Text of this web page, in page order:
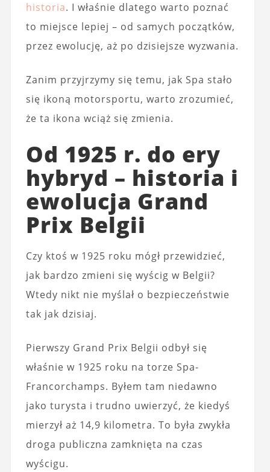
historia. I właśnie dlatego warto poznać
to miejsce lepiej – od samych początków,
przez ewolucję, aż po dzisiejsze wyzwania.
Zanim przyjrzymy się temu, jak Spa stało
się ikoną motorsportu, warto zrozumieć,
że ta ikona wciąż się zmienia.
Od 1925 r. do ery
hybryd – historia i
ewolucja Grand
Prix Belgii
Czy ktoś w 1925 roku mógł przewidzieć,
jak bardzo zmieni się wyścig w Belgii?
Wtedy nikt nie myślał o bezpieczeństwie
tak jak dzisiaj.
Pierwszy Grand Prix Belgii odbył się
właśnie w 1925 roku na torze Spa-
Francorchamps. Byłem tam niedawno
jako turysta i trudno uwierzyć, że kiedyś
mierzył aż 14,9 kilometra. To była zwykła
droga publiczna zamknięta na czas
wyścigu.